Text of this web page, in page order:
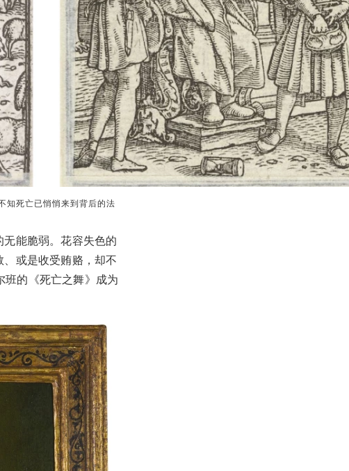
知死亡已悄悄来到背后的法
能脆弱。花容失色的
或是收受贿赂，却不
班的《死亡之舞》成为